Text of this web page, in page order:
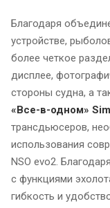
Благодаря
устройстве,
более четкое
дисплее,
стороны судна, а
«Все-в-одном»
трансдьюсеров,
использования
NSO evo2.
с функциями
гибкость и